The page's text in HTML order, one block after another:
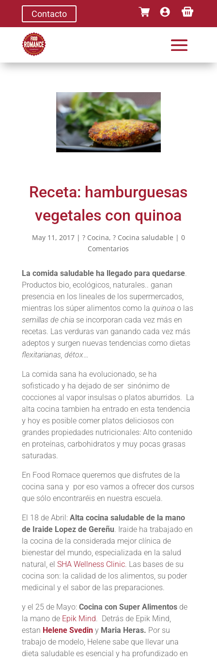
Contacto
Receta: hamburguesas
vegetales con quinoa
May 11, 2017| ? Cocina, ? Cocina saludable | 0
Comentarios
La comida saludable ha llegado para quedarse.
Productos bio, ecológicos, naturales.. ganan
presencia en los lineales de los supermercados,
mientras los súper alimentos como la quinoao las
semillas de chiase incorporan cada vez más en
recetas. Las verduras van ganando cada vez más
adeptos y surgen nuevas tendencias como dietas
flexitarianas, détox…
La comida sana ha evolucionado, se ha
sofisticado y ha dejado de ser sinónimo de
cocciones al vapor insulsas o platos aburridos. La
alta cocina tambien ha entrado en esta tendencia
y hoy es posible comer platos deliciosos con
grandes propiedades nutricionales: Alto contenido
en proteínas, carbohidratos y muy pocas grasas
saturadas.
En Food Romace queremos que disfrutes de la
cocina sana y por eso vamos a ofrecer dos cursos
que sólo encontraréis en nuestra escuela.
El 18 de Abril:Alta cocina saludable de la mano
de Iraide Lopez de Gereñu. Iraide ha trabajado en
la cocina de la considerada mejor clínica de
bienestar del mundo, especializada en la salud
natural, el SHA Wellness Clinic. Las bases de su
cocina son: la calidad de los alimentos, su poder
medicinal y el sabor de las preparaciones.
y el 25 de Mayo: Cocina con Super Alimentosde
la mano de Epik Mind. Detrás de Epik Mind,
estan Helene Svediny Maria Heras. Por su
trabajo de modelo, Helene sabe que llevar una
dieta saludable es esencial y ha profundizado en